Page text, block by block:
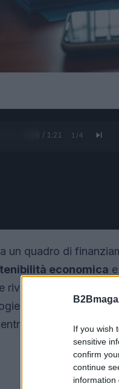
If you wish
sensitive
confirm
continue
information
0:27 / 1:21 1 /4
un quadro di
economica
rivolte a
di aiuto e i punti
prima di avviare